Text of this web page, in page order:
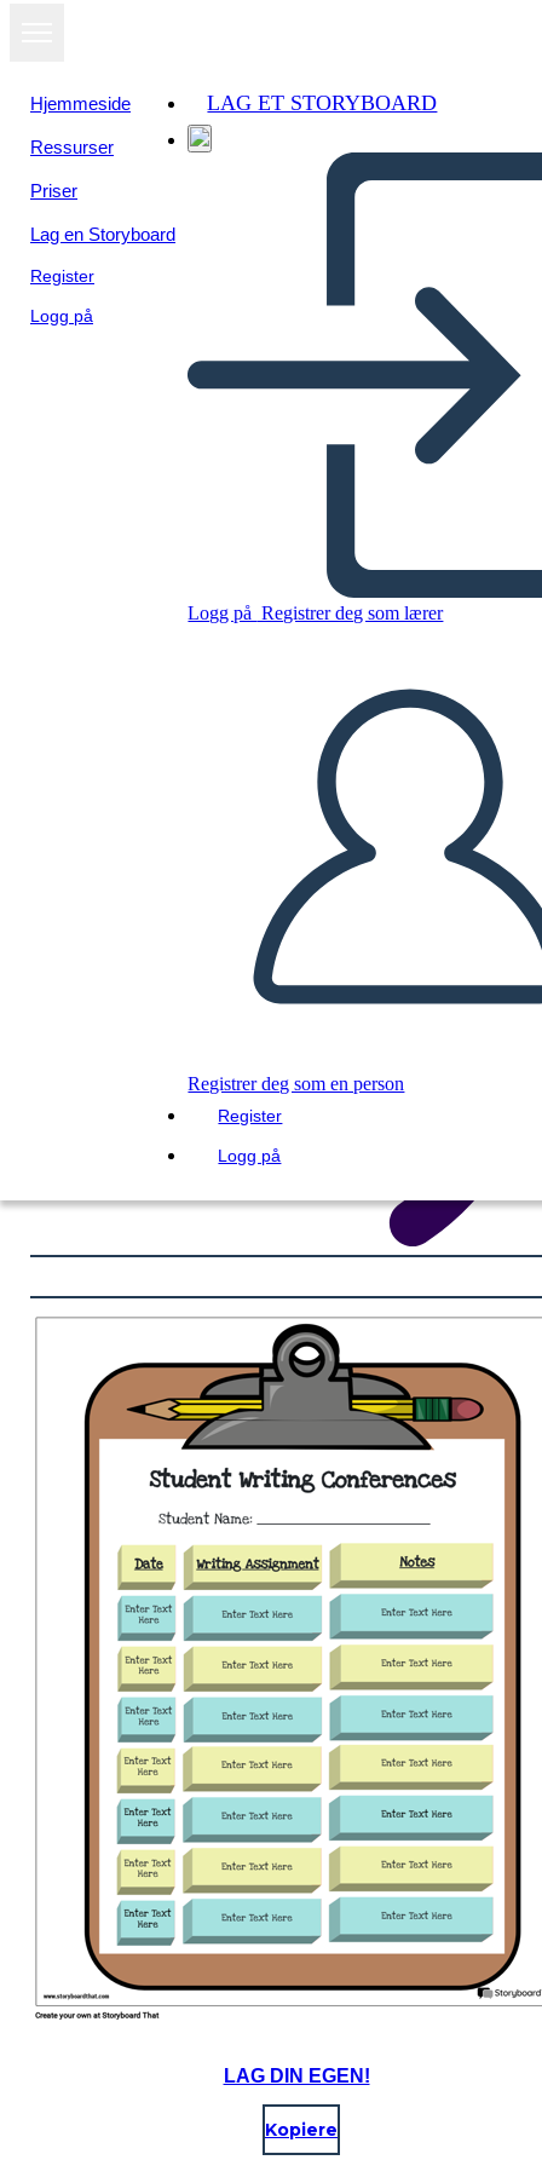
Hjemmeside
Ressurser
Priser
Lag en Storyboard
Register
Logg på
LAG ET STORYBOARD
Logg på Registrer deg som lærer
Registrer deg som en person
Register
Logg på
Kopier dette storyboardet
SPILLE AV LYSBILDEFREMVISNING
LES FOR MEG
Vis som
lysbildefremvisning
LAG DIN EGEN!
Kopiere